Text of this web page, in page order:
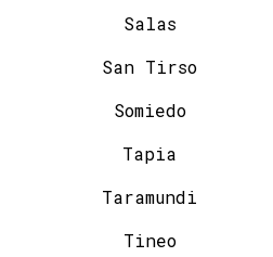
Salas
San Tirso
Somiedo
Tapia
Taramundi
Tineo